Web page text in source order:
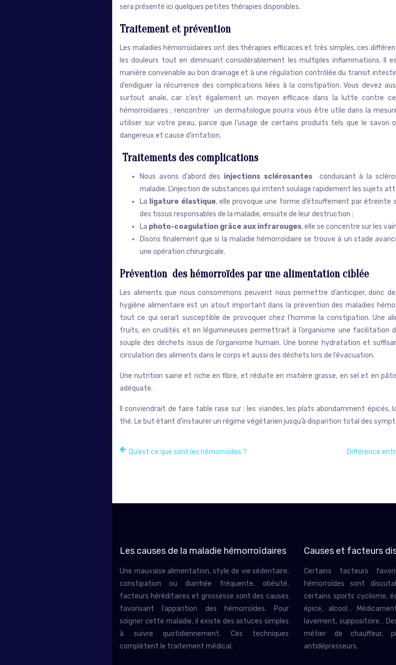
sera présenté ici quelques petites thérapies disponibles.
Traitement et prévention
Les maladies hémorroïdaires ont des thérapies efficaces et très simples, ces
les douleurs tout en diminuant considérablement les multiples inflammations. Il
manière convenable au bon drainage et à une régulation contrôlée du transit
d’endiguer la récurrence des complications liées à la constipation. Vous devez
surtout anale, car c’est également un moyen efficace dans la lutte contre
hémorroïdaires ; rencontrer un dermatologue pourra vous être utile dans la
utiliser sur votre peau, parce que l’usage de certains produits tels que le
dangereux et cause d’irritation.
Traitements des complications
Nous avons d’abord des injections sclérosantesconduisant à la
maladie. L’injection de substances qui irritent soulage rapidement les sujets
La ligature élastique, elle provoque une forme d’étouffement par étreinte
des tissus responsables de la maladie, ensuite de leur destruction ;
La photo-coagulation grâce aux infrarouges, elle se concentre sur les
Disons finalement que si la maladie hémorroïdaire se trouve à un stade
une opération chirurgicale.
Prévention des hémorroïdes par une alimentation ciblée
Les aliments que nous consommons peuvent nous permettre d’anticiper, donc
hygiène alimentaire est un atout important dans la prévention des maladies
tout ce qui serait susceptible de provoquer chez l’homme la constipation. Une
fruits, en crudités et en légumineuses permettrait à l’organisme une facilitation
souple des déchets issus de l’organisme humain. Une bonne hydratation et
circulation des aliments dans le corps et aussi des déchets lors de l’évacuation.
Une nutrition saine et riche en fibre, et réduite en matière grasse, en sel et en
adéquate.
Il conviendrait de faire table rase sur : les viandes, les plats abondamment épicés,
thé. Le but étant d’instaurer un régime végétarien jusqu’à disparition total des
Qu’est ce que sont les hémorroïdes ? Différence
Les causes de la maladie hémorroïdaires
Une mauvaise alimentation, style de vie sédentaire,
constipation ou diarrhée fréquente, obésité,
facteurs héréditaires et grossesse sont des causes
favorisant l’apparition des hémorroïdes. Pour
soigner cette maladie, il existe des astuces simples
à suivre quotidiennement. Ces techniques
complètent le traitement médical.
Causes et facteurs
Certains facteurs
hémorroïdes sont
certains sports cyclisme,
épice, alcool…
lavement, suppositoire…
métier de chauffeur,
antidépresseurs.